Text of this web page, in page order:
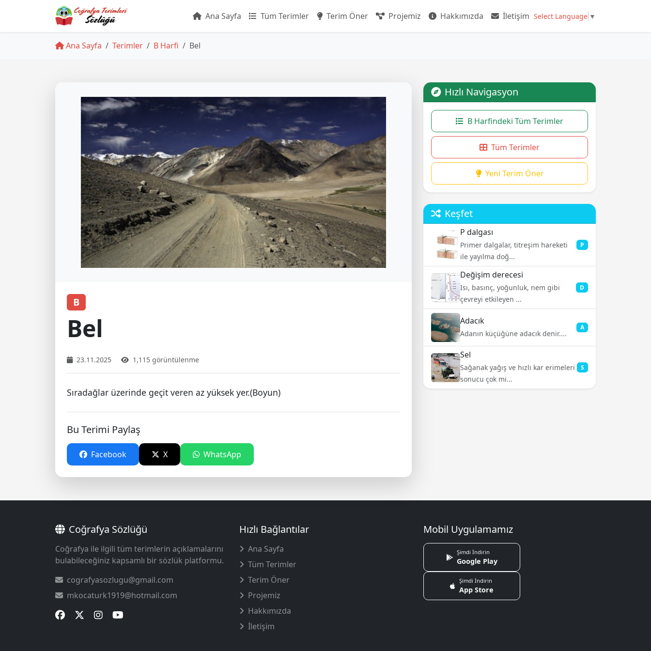
Ana Sayfa Tüm Terimler Terim Öner Projemiz Hakkımızda İletişim Select Language ▼
Ana Sayfa Terimler B Harfi Bel
B
Bel
23.11.2025 1,115 görüntülenme
Sıradağlar üzerinde geçit veren az yüksek yer.(Boyun)
Bu Terimi Paylaş
Facebook X WhatsApp
Hızlı Navigasyon
B Harfindeki Tüm Terimler
Tüm Terimler
Yeni Terim Öner
Keşfet
P dalgası
Primer dalgalar, titreşim hareketi
ile yayılma doğ...
P
Değişim derecesi
Isı, basınç, yoğunluk, nem gibi
çevreyi etkileyen ...
D
Adacık
Adanın küçüğüne adacık denir....
A
Sel
Sağanak yağış ve hızlı kar erimeleri
sonucu çok mi...
S
Coğrafya Sözlüğü
Coğrafya ile ilgili tüm terimlerin açıklamalarını
bulabileceğiniz kapsamlı bir sözlük platformu.
cografyasozlugu@gmail.com
mkocaturk1919@hotmail.com
Hızlı Bağlantılar
Ana Sayfa
Tüm Terimler
Terim Öner
Projemiz
Hakkımızda
İletişim
Mobil Uygulamamız
Şimdi İndirin
Google Play
Şimdi İndirin
App Store